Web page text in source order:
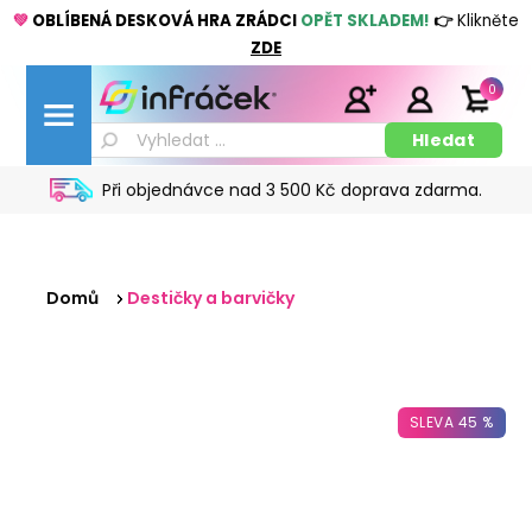
💚 OBLÍBENÁ DESKOVÁ HRA ZRÁDCI OPĚT SKLADEM! 👉Klikněte
ZDE
Při objednávce nad 3 500 Kč doprava zdarma.
0
Domů Destičky a barvičky
SLEVA 45 %